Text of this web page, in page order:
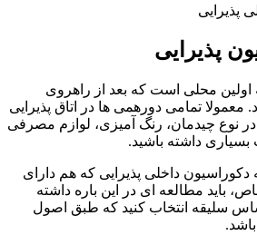
پذیرایی
محلی است که بعد از راهروی
تمامی دورهمی ها در اتاق پذیرایی
در نوع چیدمان، رنگ آمیزی، لوازم مصرفی
بسیاری داشته باشید.
دکوراسیون داخلی پذیرایی که هم دارای
باید مطالعه ای در این باره داشته
سلیقه انتخاب کنید که طبق اصول